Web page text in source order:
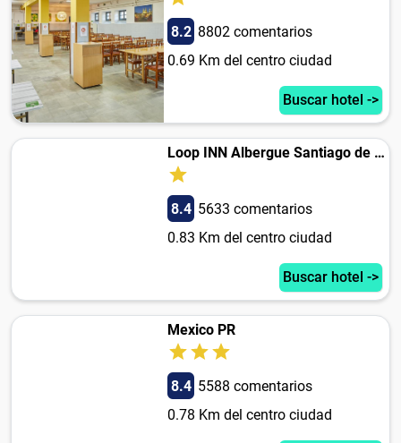
8.2 8802 comentarios
0.69 Km del centro ciudad
Buscar hotel ->
Loop INN Albergue Santiago de Compostela
8.4 5633 comentarios
0.83 Km del centro ciudad
Buscar hotel ->
Mexico PR
8.4 5588 comentarios
0.78 Km del centro ciudad